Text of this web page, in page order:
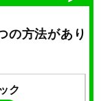
の方法があり
ク